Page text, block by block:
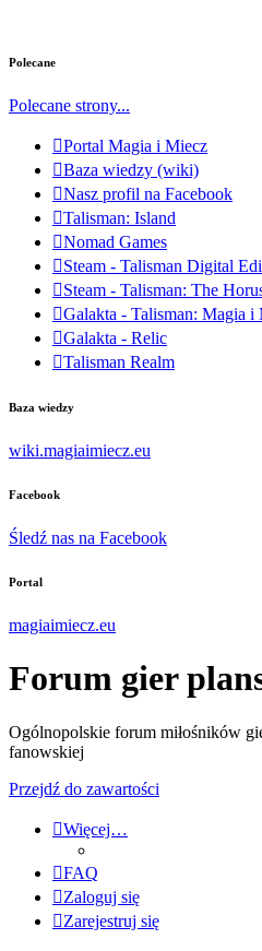
Polecane
Polecane strony...
Portal Magia i Miecz
Baza wiedzy (wiki)
Nasz profil na Facebook
Talisman: Island
Nomad Games
Steam - Talisman Digital
Steam - Talisman: The
Galakta - Talisman: Magia i
Galakta - Relic
Talisman Realm
Baza wiedzy
wiki.magiaimiecz.eu
Facebook
Śledź nas na Facebook
Portal
magiaimiecz.eu
Forum gier
Ogólnopolskie forum miłośników
fanowskiej
Przejdź do zawartości
Więcej…
FAQ
Zaloguj się
Zarejestruj się